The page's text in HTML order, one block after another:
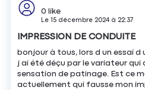
0 like
Le15 décembre 2024à 22:37
IMPRESSION DE CONDUITE
bonjour à tous, lors d un essai d
j ai été déçu par le variateur qui
sensation de patinage. Est ce
actuellement qui fausse mon